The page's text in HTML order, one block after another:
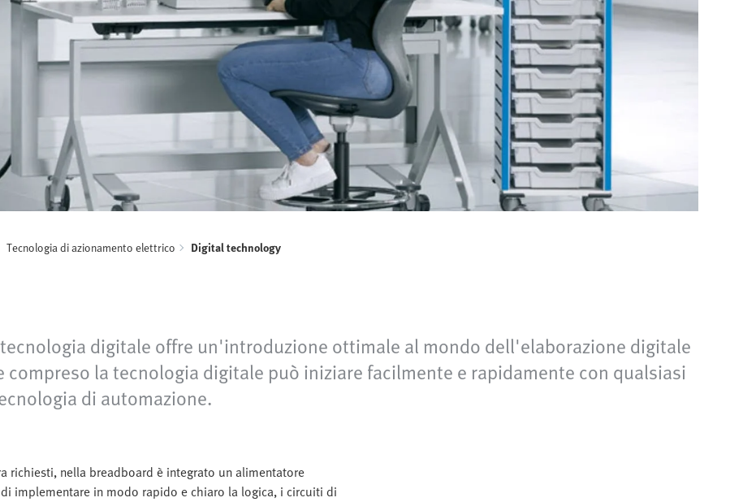
Tecnologia di azionamento elettrico Digital technology
digitale offre un'introduzione ottimale al mondo dell'elaborazione digitale
compreso la tecnologia digitale può iniziare facilmente e rapidamente con qualsiasi
di automazione.
richiesti, nella breadboard è integrato un alimentatore
implementare in modo rapido e chiaro la logica, i circuiti di